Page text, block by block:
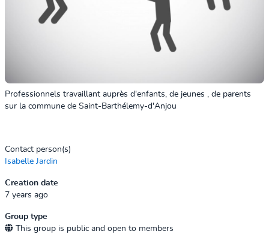
Professionnels travaillant auprès d'enfants, de jeunes , de parents
sur la commune de Saint-Barthélemy-d'Anjou
Contact person(s)
Isabelle Jardin
Creation date
7 years ago
Group type
This group is public and open to members